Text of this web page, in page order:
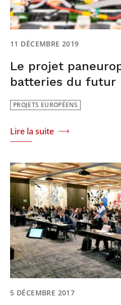
11 DÉCEMBRE 2019
Le projet
batteries du futur
PROJETS EUROPÉENS
Lire la suite
5 DÉCEMBRE 2017